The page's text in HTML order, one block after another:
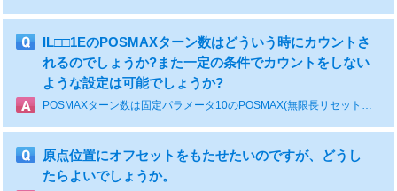
IL□□1EのPOSMAXターン数はどういう時にカウントさ
れるのでしょうか?また一定の条件でカウントをしない
ような設定は可能でしょうか?
POSMAXターン数は固定パラメータ10のPOSMAX(無限長リセット位置)を位置情報が超えた場合にカウントアップします。逆方向の場合はカウントダウンします。このカウントはPOSMAXを超えると自動的に行われるため、特定の回にカウントをパスするような設定はありません。別途グローバルレジスタを用意してユーザプログラムで制御してください。
原点位置にオフセットをもたせたいのですが、どうし
たらよいでしょうか。